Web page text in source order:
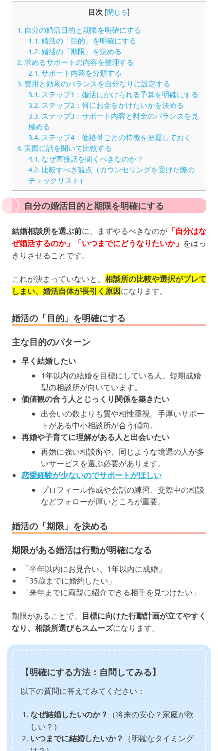
目次 [閉じる]
1. 自分の婚活目的と期限を明確にする
1.1. 婚活の「目的」を明確にする
1.2. 婚活の「期限」を決める
2. 求めるサポートの内容を整理する
2.1. サポート内容を分類する
3. 費用と効果のバランスを自分なりに設定する
3.1. ステップ1：婚活にかけられる予算を明確にする
3.2. ステップ2：何にお金をかけたいかを決める
3.3. ステップ3：サポート内容と料金のバランスを見
極める
3.4. ステップ4：価格帯ごとの特徴を把握しておく
4. 実際に話を聞いて比較する
4.1. なぜ直接話を聞くべきなのか？
4.2. 比較すべき観点（カウンセリングを受けた際の
チェックリスト）
自分の婚活目的と期限を明確にする
結婚相談所を選ぶ前に、まずやるべきなのが 「自分はな
ぜ婚活するのか」「いつまでにどうなりたいか」 をはっ
きりさせることです。
これが決まっていないと、 相談所の比較や選択がブレて
しまい、婚活自体が長引く原因になります。
婚活の「目的」を明確にする
主な目的のパターン
早く結婚したい
1年以内の結婚を目標にしている人。短期成婚
型の相談所が向いています。
価値観の合う人とじっくり関係を築きたい
出会いの数よりも質や相性重視。手厚いサポー
トがある中小相談所が合う傾向。
再婚や子育てに理解がある人と出会いたい
再婚に強い相談所や、同じような境遇の人が多
いサービスを選ぶ必要があります。
恋愛経験が少ないのでサポートがほしい
プロフィール作成や会話の練習、交際中の相談
などフォローが厚いところが重要。
婚活の「期限」を決める
期限がある婚活は行動が明確になる
「半年以内にお見合い、1年以内に成婚」
「35歳までに婚約したい」
「来年までに両親に紹介できる相手を見つけたい」
期限があることで、 目標に向けた行動計画が立てやすく
なり、相談所選びもスムーズになります。
【明確にする方法：自問してみる】
以下の質問に答えてみてください：
なぜ結婚したいのか？
（将来の安心？家庭が欲
しい？）
いつまでに結婚したいか？
（明確なタイミング